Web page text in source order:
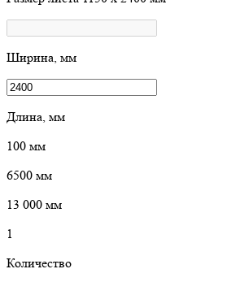
Ширина, мм
Длина, мм
100 мм
6500 мм
13 000 мм
1
Количество